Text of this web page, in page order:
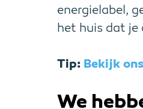
energielabel,
het huis dat je
Tip: Bekijk
We